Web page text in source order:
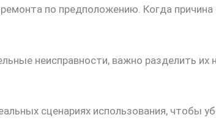
по предположению. Когда
неисправности, важно разделить
сценариях использования, чтобы